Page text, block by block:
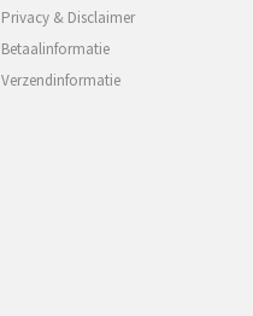
Privacy & Disclaimer
Betaalinformatie
Verzendinformatie